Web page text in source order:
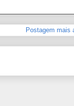
Postagem mais